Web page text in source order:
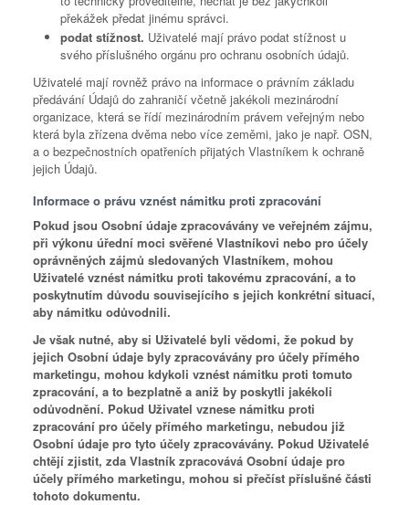
překážek předat jinému správci.
podat stížnost. Uživatelé mají právo podat stížnost u
svého příslušného orgánu pro ochranu osobních údajů.
Uživatelé mají rovněž právo na informace o právním základu
předávání Údajů do zahraničí včetně jakékoli mezinárodní
organizace, která se řídí mezinárodním právem veřejným nebo
která byla zřízena dvěma nebo více zeměmi, jako je např. OSN,
a o bezpečnostních opatřeních přijatých Vlastníkem k ochraně
jejich Údajů.
Informace o právu vznést námitku proti zpracování
Pokud jsou Osobní údaje zpracovávány ve veřejném zájmu,
při výkonu úřední moci svěřené Vlastníkovi nebo pro účely
oprávněných zájmů sledovaných Vlastníkem, mohou
Uživatelé vznést námitku proti takovému zpracování, a to
poskytnutím důvodu souvisejícího s jejich konkrétní situací,
aby námitku odůvodnili.
Je však nutné, aby si Uživatelé byli vědomi, že pokud by
jejich Osobní údaje byly zpracovávány pro účely přímého
marketingu, mohou kdykoli vznést námitku proti tomuto
zpracování, a to bezplatně a aniž by poskytli jakékoli
odůvodnění. Pokud Uživatel vznese námitku proti
zpracování pro účely přímého marketingu, nebudou již
Osobní údaje pro tyto účely zpracovávány. Pokud Uživatelé
chtějí zjistit, zda Vlastník zpracovává Osobní údaje pro
účely přímého marketingu, mohou si přečíst příslušné části
tohoto dokumentu.